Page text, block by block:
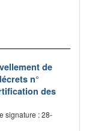
de
n°
des
signature : 28-